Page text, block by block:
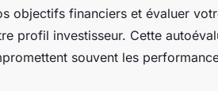
objectifs financiers et évaluer
profil investisseur. Cette
souvent les